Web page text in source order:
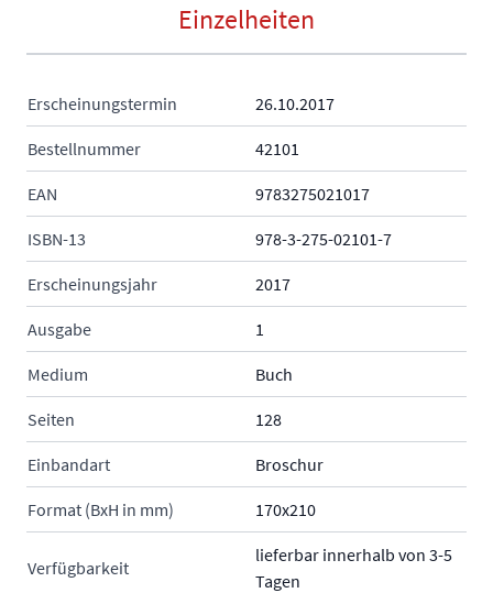
Einzelheiten
Erscheinungstermin 26.10.2017
Bestellnummer 42101
EAN 9783275021017
ISBN-13 978-3-275-02101-7
Erscheinungsjahr 2017
Ausgabe 1
Medium Buch
Seiten 128
Einbandart Broschur
Format (BxH in mm) 170x210
Verfügbarkeit
lieferbar innerhalb von 3-5
Tagen